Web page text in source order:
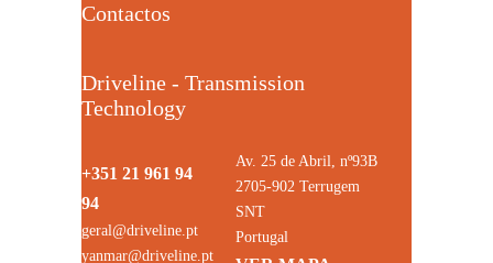
Contactos
Driveline - Transmission
Technology
+351 21 961 94
94
geral@driveline.pt
yanmar@driveline.pt
Av. 25 de Abril, nº93B
2705-902 Terrugem
SNT
Portugal